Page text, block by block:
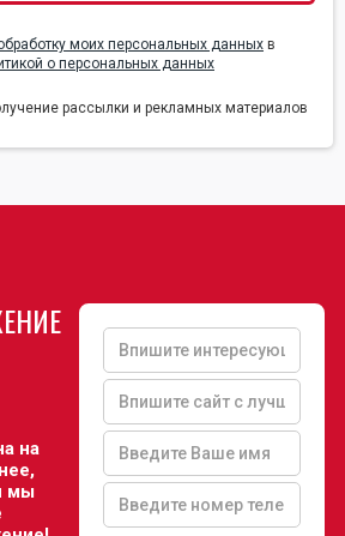
моих персональных данных в
о персональных данных
рассылки и рекламных материалов
на
мы